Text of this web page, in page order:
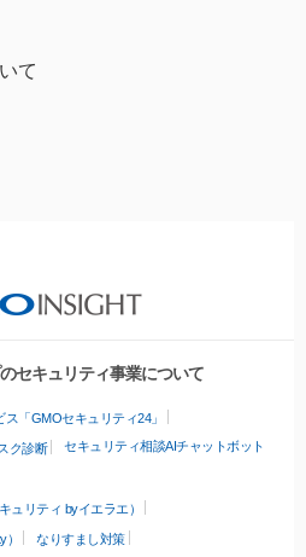
て
セキュリティ事業について
「GMOセキュリティ24」
ク診断 セキュリティ相談AIチャットボット
ュリティ byイエラエ）
なりすまし対策